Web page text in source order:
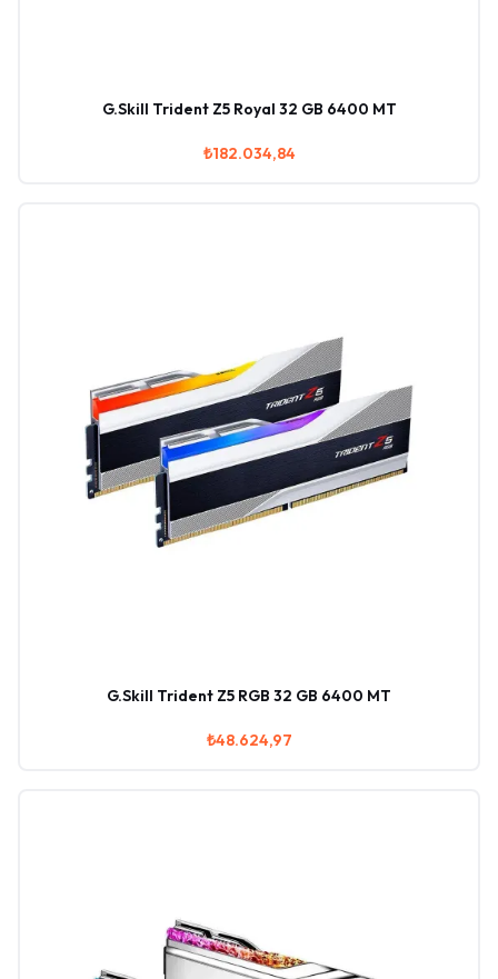
G.Skill Trident Z5 Royal 32 GB 6400 MT
₺182.034,84
G.Skill Trident Z5 RGB 32 GB 6400 MT
₺48.624,97